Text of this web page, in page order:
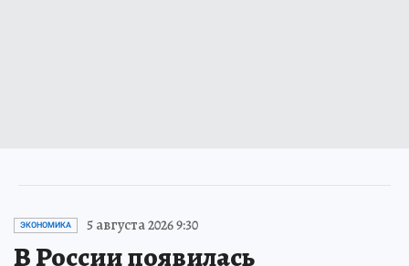
ЭКОНОМИКА 5 августа 2026 9:30
В России появилась